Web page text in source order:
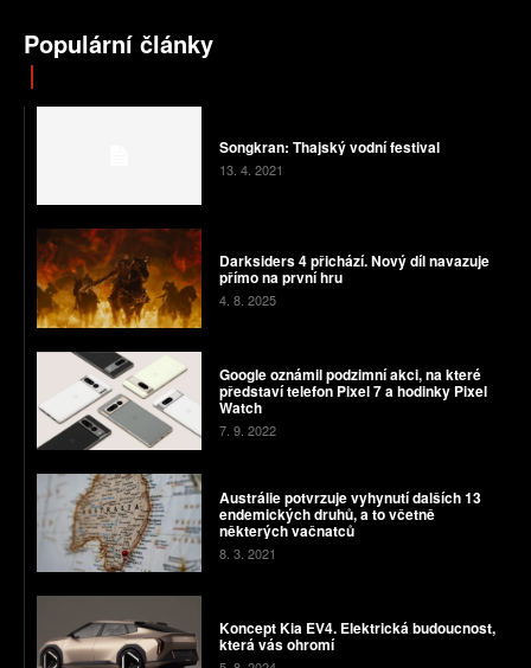
Populární články
Songkran: Thajský vodní festival
13. 4. 2021
Darksiders 4 přichází. Nový díl navazuje
přímo na první hru
4. 8. 2025
Google oznámil podzimní akci, na které
představí telefon Pixel 7 a hodinky Pixel
Watch
7. 9. 2022
Austrálie potvrzuje vyhynutí dalších 13
endemických druhů, a to včetně
některých vačnatců
8. 3. 2021
Koncept Kia EV4. Elektrická budoucnost,
která vás ohromí